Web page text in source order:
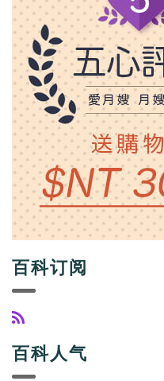
百科订阅
百科人气